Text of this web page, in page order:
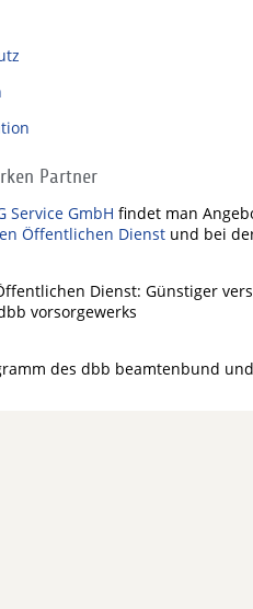
Partner
Service GmbH findet man
Öffentlichen Dienst und bei
Dienst: Günstiger
vorsorgewerks
des dbb beamtenbund